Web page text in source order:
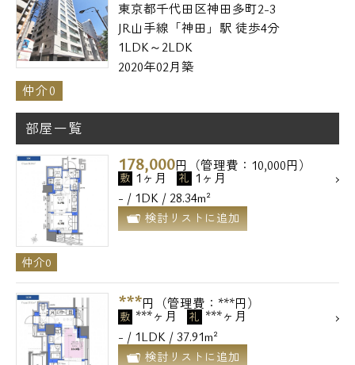
東京都千代田区神田多町2-3
JR山手線「神田」駅 徒歩4分
1LDK～2LDK
2020年02月築
仲介0
部屋一覧
178,000円（管理費：10,000円）
敷 1ヶ月 礼 1ヶ月
- / 1DK / 28.34m²
検討リストに追加
仲介0
***円（管理費：***円）
敷 ***ヶ月 礼 ***ヶ月
- / 1LDK / 37.91m²
検討リストに追加